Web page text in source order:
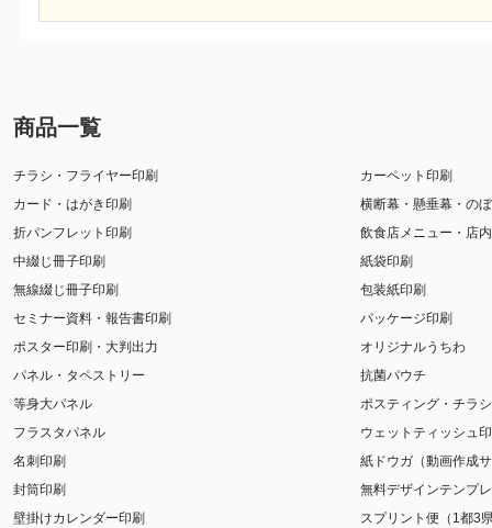
商品一覧
チラシ・フライヤー印刷
カード・はがき印刷
折パンフレット印刷
中綴じ冊子印刷
無線綴じ冊子印刷
セミナー資料・報告書印刷
ポスター印刷・大判出力
パネル・タペストリー
等身大パネル
フラスタパネル
名刺印刷
封筒印刷
壁掛けカレンダー印刷
カーペット印刷
横断幕・懸垂幕・の
飲食店メニュー・店
紙袋印刷
包装紙印刷
パッケージ印刷
オリジナルうちわ
抗菌パウチ
ポスティング・チラ
ウェットティッシュ
紙ドウガ（動画作成
無料デザインテンプ
スプリント便（1都3